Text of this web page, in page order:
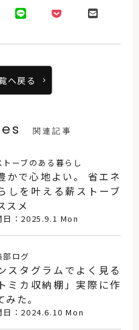
へ戻る
関連記事
トーブのある暮らし
かで心地よい。 省エネ
しを叶える薪ストーブ
スメ
日：2025.9.1 Mon
部ログ
スタグラムでよく見る
ミカ収納棚」実際に作
みた。
日：2024.6.10 Mon